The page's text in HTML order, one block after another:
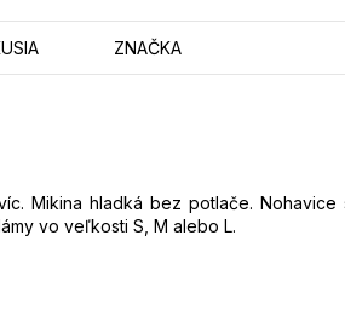
ZNAČKA
Mikina hladká bez potlače.
vo veľkosti S, M alebo L.